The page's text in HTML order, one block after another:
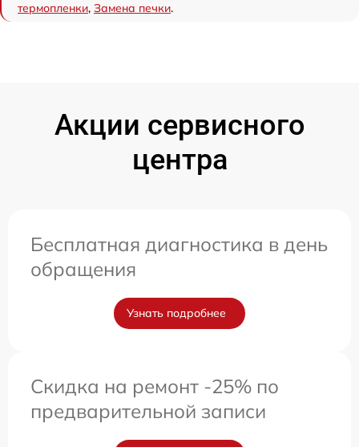
термопленки, Замена печки.
Акции сервисного
центра
Бесплатная диагностика в день
обращения
Узнать подробнее
Скидка на ремонт -25% по
предварительной записи